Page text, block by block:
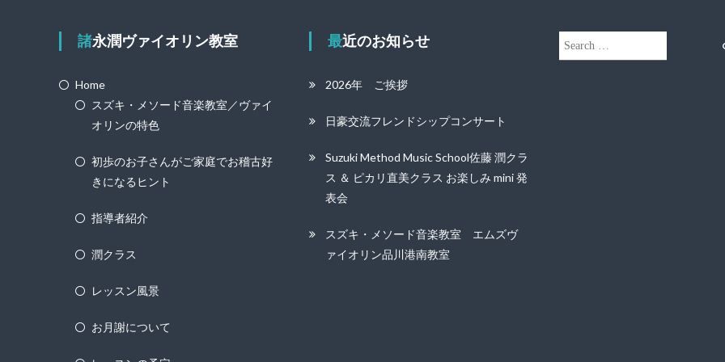
シ
ン
諸永潤ヴァイオリン教室
Home
スズキ・メソード音楽教室／ヴァイ
オリンの特色
初歩のお子さんがご家庭でお稽古好
きになるヒント
指導者紹介
潤クラス
レッスン風景
お月謝について
最近のお知らせ
2026年 ご挨拶
日豪交流フレンドシップコンサート
Suzuki Method Music School佐藤 潤クラ
ス ＆ ピカリ直美クラス お楽しみ mini 発
表会
スズキ・メソード音楽教室 エムズヴ
ァイオリン品川港南教室
Search